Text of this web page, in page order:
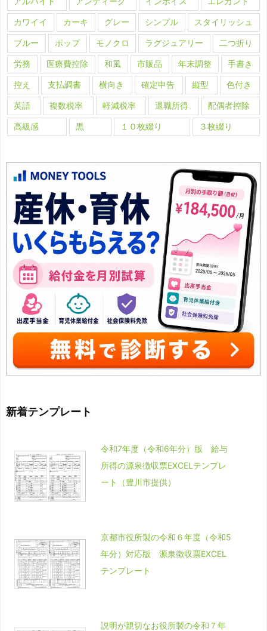
カワイイ カーキ グレー シンプル スタイリッシュ
ブルー ポップ モノクロ ラグジュアリー 二つ折り
労務 医療費控除 和風 市販品 年末調整 手書き
控え 支払調書 横向き 確定申告 縦型 色付き
英語 複数税率 軽減税率 退職所得 配偶者控除
高級感 黒 １０枚綴り ３枚綴り
新着テンプレート
令和7年度（令和6年分）版 給与
所得の源泉徴収票EXCELテンプレ
ート（豊川市提供）
京都市役所製の令和６年度（令和5
年分）対応版 源泉徴収票EXCEL
テンプレート
説明が親切なお役所製の令和７年